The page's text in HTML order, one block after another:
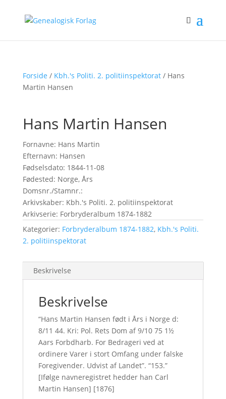
Forside / Kbh.'s Politi. 2. politiinspektorat/ Hans
Martin Hansen
Hans Martin Hansen
Fornavne: Hans Martin
Efternavn: Hansen
Fødselsdato: 1844-11-08
Fødested: Norge, Års
Domsnr./Stamnr.:
Arkivskaber: Kbh.'s Politi. 2. politiinspektorat
Arkivserie: Forbryderalbum 1874-1882
Kategorier: Forbryderalbum 1874-1882, Kbh.'s Politi.
2. politiinspektorat
Beskrivelse
Beskrivelse
“Hans Martin Hansen født i Års i Norge d:
8/11 44. Kri: Pol. Rets Dom af 9/10 75 1½
Aars Forbdharb. For Bedrageri ved at
ordinere Varer i stort Omfang under falske
Foregivender. Udvist af Landet”. “153.”
[Ifølge navneregistret hedder han Carl
Martin Hansen] [1876]